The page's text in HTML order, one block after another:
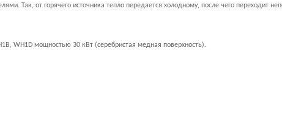
Так, от горячего источника тепло передается холодному, после чего переходит
WH1D мощностью 30 кВт (серебристая медная поверхность).